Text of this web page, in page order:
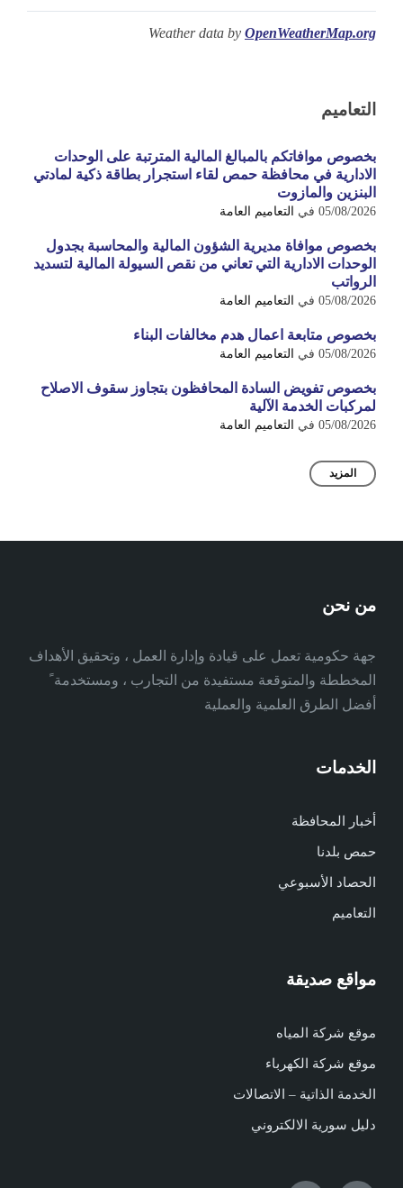
Weather data by OpenWeatherMap.org
التعاميم
بخصوص موافاتكم بالمبالغ المالية المترتبة على الوحدات
الادارية في محافظة حمص لقاء استجرار بطاقة ذكية لمادتي
البنزين والمازوت
05/08/2026 في التعاميم العامة
بخصوص موافاة مديرية الشؤون المالية والمحاسبة بجدول
الوحدات الادارية التي تعاني من نقص السيولة المالية لتسديد
الرواتب
05/08/2026 في التعاميم العامة
بخصوص متابعة اعمال هدم مخالفات البناء
05/08/2026 في التعاميم العامة
بخصوص تفويض السادة المحافظون بتجاوز سقوف الاصلاح
لمركبات الخدمة الآلية
05/08/2026 في التعاميم العامة
المزيد
من نحن
جهة حكومية تعمل على قيادة وإدارة العمل ، وتحقيق الأهداف
المخططة والمتوقعة مستفيدة من التجارب ، ومستخدمة ً
أفضل الطرق العلمية والعملية
الخدمات
أخبار المحافظة
حمص بلدنا
الحصاد الأسبوعي
التعاميم
مواقع صديقة
موقع شركة المياه
موقع شركة الكهرباء
الخدمة الذاتية – الاتصالات
دليل سورية الالكتروني